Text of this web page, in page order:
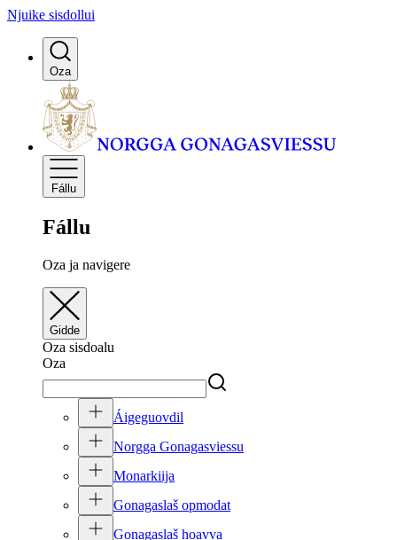
Njuike sisdollui
Oza
Fállu
Fállu
Oza ja navigere
Gidde
Oza sisdoalu
Oza
Áigeguovdil
Norgga Gonagasviessu
Monarkiija
Gonagaslaš opmodat
Gonagaslaš hoavva